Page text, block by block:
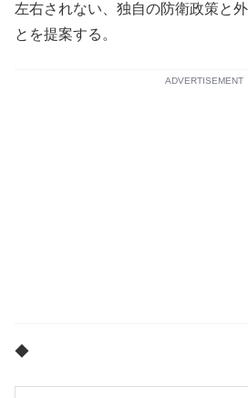
左右されない、独自の防衛政策と
とを提案する。
ADVERTISEMENT
◆